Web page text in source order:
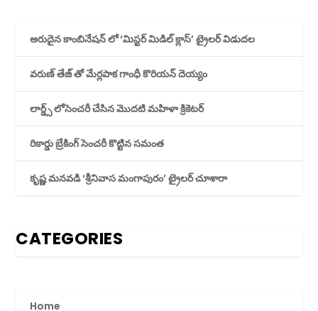
అరుదైన కాంబినేషన్ లో ‘మిస్టర్ మిడిల్ క్లాస్’ ట్రైలర్ విడుదల
వరుణ్ తేజ్ తో మేర్లపాక గాంధీ కొరియన్ దెయ్యం
లార్డ్స్ లోసెంచరీ చేసిన మొదటి మహిళా క్రికెటర్
రికార్డు బ్రేకింగ్ సెంచరీ కొట్టిన సమంత
కృష్ణ మనవడి ‘శ్రీనివాస మంగాపురం’ ట్రైలర్ చూశారా
CATEGORIES
Home